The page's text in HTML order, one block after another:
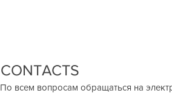
CONTACTS
По всем вопросам обращаться на